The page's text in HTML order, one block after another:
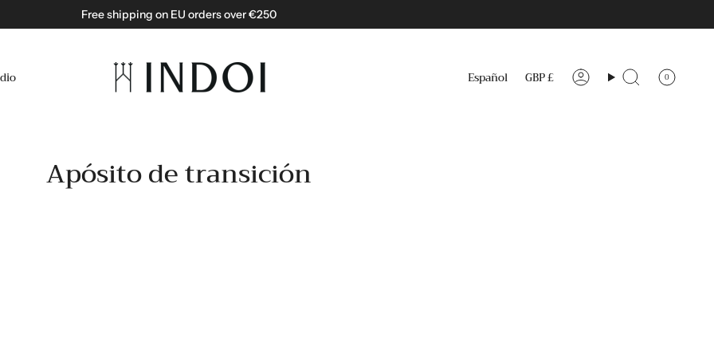
Free shipping on EU orders over €250
Idioma
Español Moneda
GBP £ CuentaBúsqueda0
Apósito de transición